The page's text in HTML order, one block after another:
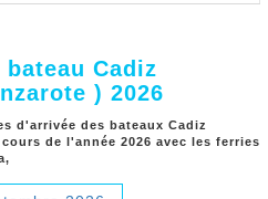
Cadiz
) 2026
d'arrivée des bateaux Cadiz
de l'année 2026 avec les ferries